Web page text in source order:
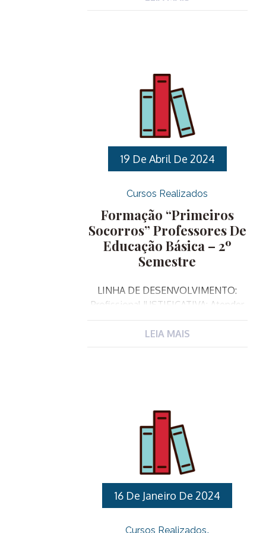
Fundamental, Educação Artística,
Educação Física, Filosofia, Língua
Espanhola e Informática. Para ter
acesso a todas as informações da
capacitação clique aqui. Para realizar
sua inscrição clique aqui
19 De Abril De 2024
Cursos Realizados
Formação “Primeiros
Socorros” Professores De
Educação Básica – 2º
Semestre
LINHA DE DESENVOLVIMENTO:
Profissional JUSTIFICATIVA: Atender
obrigatória a capacitação em noções
recreação infantil. OBJETIVO GERAL:
Transmitir conhecimentos sobre
Primeiros Socorros para os
Profissionais que atuam na Rede
Municipal de Educação PÚBLICO
ALVO: Professores de Educação
Básica nas especialidades de
LEIA MAIS
16 De Janeiro De 2024
Cursos Realizados